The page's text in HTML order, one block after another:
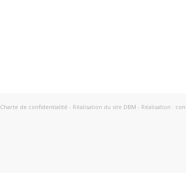
Charte de confidentialité - Réalisation du site DBM - Réalisation :